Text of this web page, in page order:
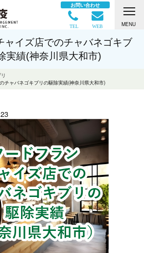
お問い合わせ
TEL WEB MENU
ャイズ店でのチャバネゴキブ
実績(神奈川県大和市)
チャバネゴキブリの駆除実績(神奈川県大和市)